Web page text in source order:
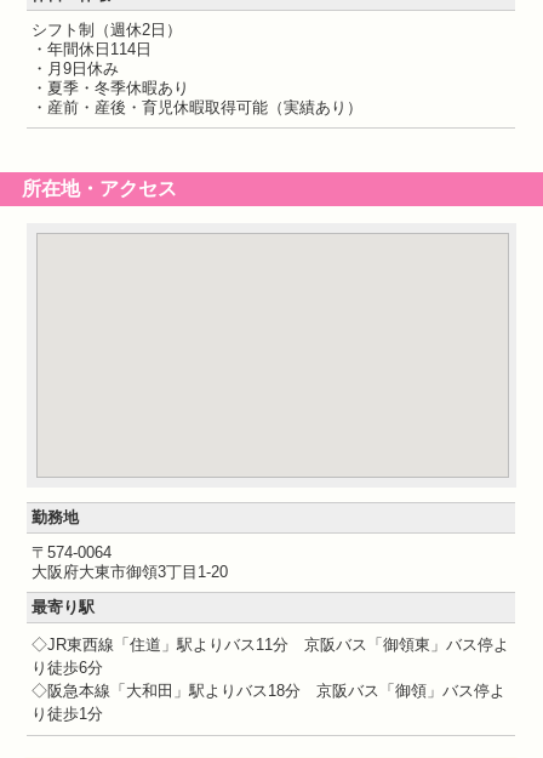
シフト制（週休2日）
・年間休日114日
・月9日休み
・夏季・冬季休暇あり
・産前・産後・育児休暇取得可能（実績あり）
所在地・アクセス
勤務地
〒574-0064
大阪府大東市御領3丁目1-20
最寄り駅
◇JR東西線「住道」駅よりバス11分 京阪バス「御領東」バス停よ
り徒歩6分
◇阪急本線「大和田」駅よりバス18分 京阪バス「御領」バス停よ
り徒歩1分